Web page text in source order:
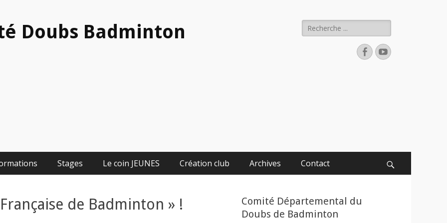
Doubs Badminton Rechercher :
FacebookYouTube
Stages Le coin JEUNES Création club Archives Contact
de Badminton » !
Comité Départemental du
Doubs de Badminton